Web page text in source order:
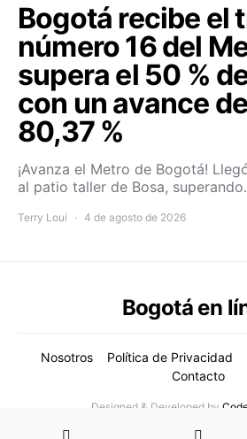
Bogotá recibe el
número 16 del
supera el 50 %
con un avance
80,37 %
¡Avanza el Metro de Bogotá!
al patio taller de Bosa,
Terry Loui 4 de agosto de 2026
Bogotá en
Nosotros Política de Privacidad
Contacto
Designed & Developed by